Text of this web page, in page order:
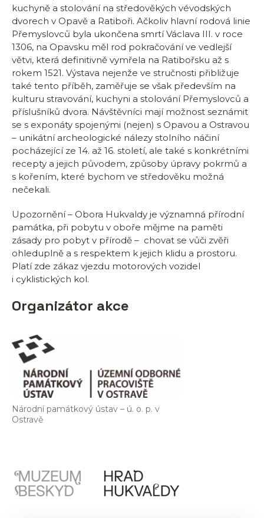
kuchyně a stolování na středověkých vévodských
dvorech v Opavě a Ratiboři. Ačkoliv hlavní rodová linie
Přemyslovců byla ukončena smrtí Václava III. v roce
1306, na Opavsku měl rod pokračování ve vedlejší
větvi, která definitivně vymřela na Ratibořsku až s
rokem 1521. Výstava nejenže ve stručnosti přibližuje
také tento příběh, zaměřuje se však především na
kulturu stravování, kuchyni a stolování Přemyslovců a
příslušníků dvora. Návštěvníci mají možnost seznámit
se s exponáty spojenými (nejen) s Opavou a Ostravou
– unikátní archeologické nálezy stolního náčiní
pocházející ze 14. až 16. století, ale také s konkrétními
recepty a jejich původem, způsoby úpravy pokrmů a
s kořením, které bychom ve středověku možná
nečekali.
Upozornění – Obora Hukvaldy je významná přírodní
památka, při pobytu v oboře mějme na paměti
zásady pro pobyt v přírodě – chovat se vůči zvěři
ohleduplně a s respektem k jejich klidu a prostoru.
Platí zde zákaz vjezdu motorových vozidel
i cyklistických kol.
Organizátor akce
Národní památkový ústav – ú. o. p. v
Ostravě